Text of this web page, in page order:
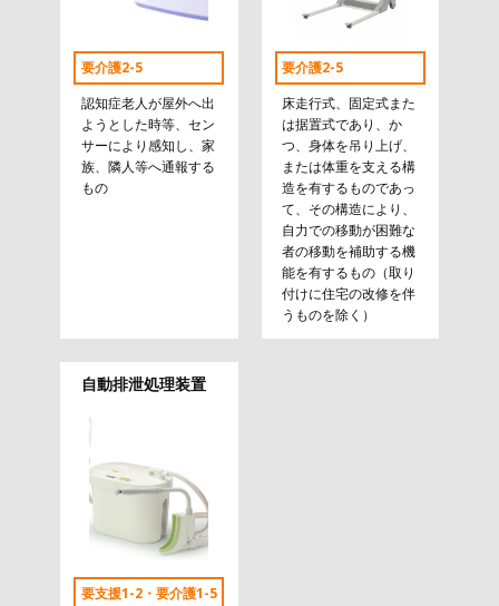
要介護2-5
認知症老人が屋外へ出
ようとした時等、セン
サーにより感知し、家
族、隣人等へ通報する
もの
要介護2-5
床走行式、固定式また
は据置式であり、か
つ、身体を吊り上げ、
または体重を支える構
造を有するものであっ
て、その構造により、
自力での移動が困難な
者の移動を補助する機
能を有するもの（取り
付けに住宅の改修を伴
うものを除く）
自動排泄処理装置
要支援1-2・要介護1-5